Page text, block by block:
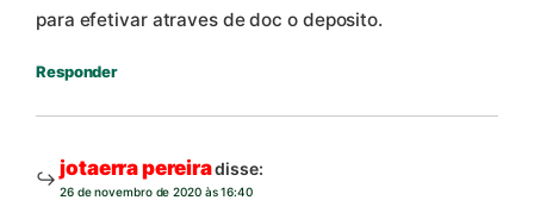
para efetivar atraves de doc o deposito.
Responder
jotaerra pereiradisse:
26 de novembro de 2020 às 16:40